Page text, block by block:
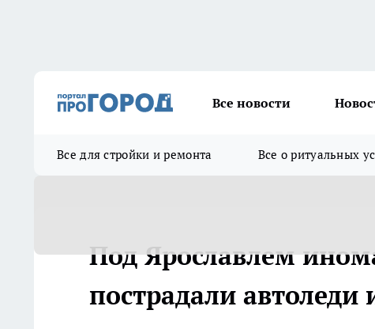
Все новости
Все для стройки и ремонта Все о ритуальных
Под Ярославлем
пострадали автоледи